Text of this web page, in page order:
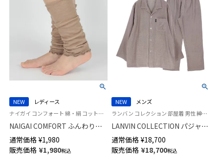
NEW
レディース
ナイガイ コンフォート 綿・絹 コットン・シルク混 手首や足首の冷えに 空調対策 レッグウォーマー アームウォーマー
NAIGAI COMFORT ふんわりガ
ーゼ 肌側シルク 2重編み レッグ
＆アームウォーマー 日本製 レ
ディース 93072330
通常価格 ¥1,980
販売価格 ¥1,980税込
NEW
メンズ
ランバン コレクション 部屋着 男性 紳士 ラウンジウェア
LANVIN COLLECTION パジャマ
上下セット 先染め3重ガーゼ シ
ャンブレー【M Lサイズ】 綿
100% 長袖 長丈パンツ 前ボタン
通常価格 ¥18,700
販売価格 ¥18,700税込